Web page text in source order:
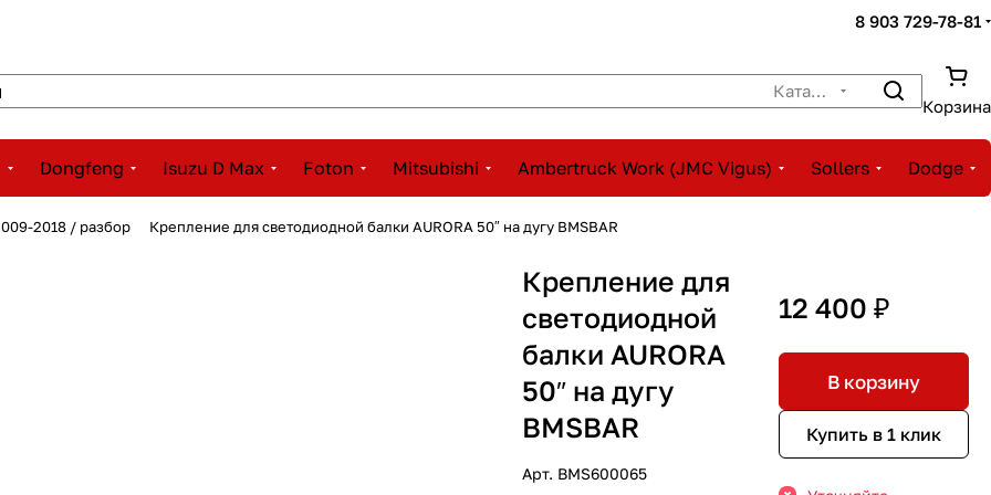
8 903 729-78-81
Корзина
Dongfeng Isuzu D Max Foton Mitsubishi Ambertruck Work (JMC Vigus) Sollers Dodge
2018 / разбор Крепление для светодиодной балки AURORA 50″ на дугу BMSBAR
Крепление для
светодиодной
балки AURORA
50″ на дугу
BMSBAR
Арт. BMS600065
12 400 ₽
В корзину
Купить в 1 клик